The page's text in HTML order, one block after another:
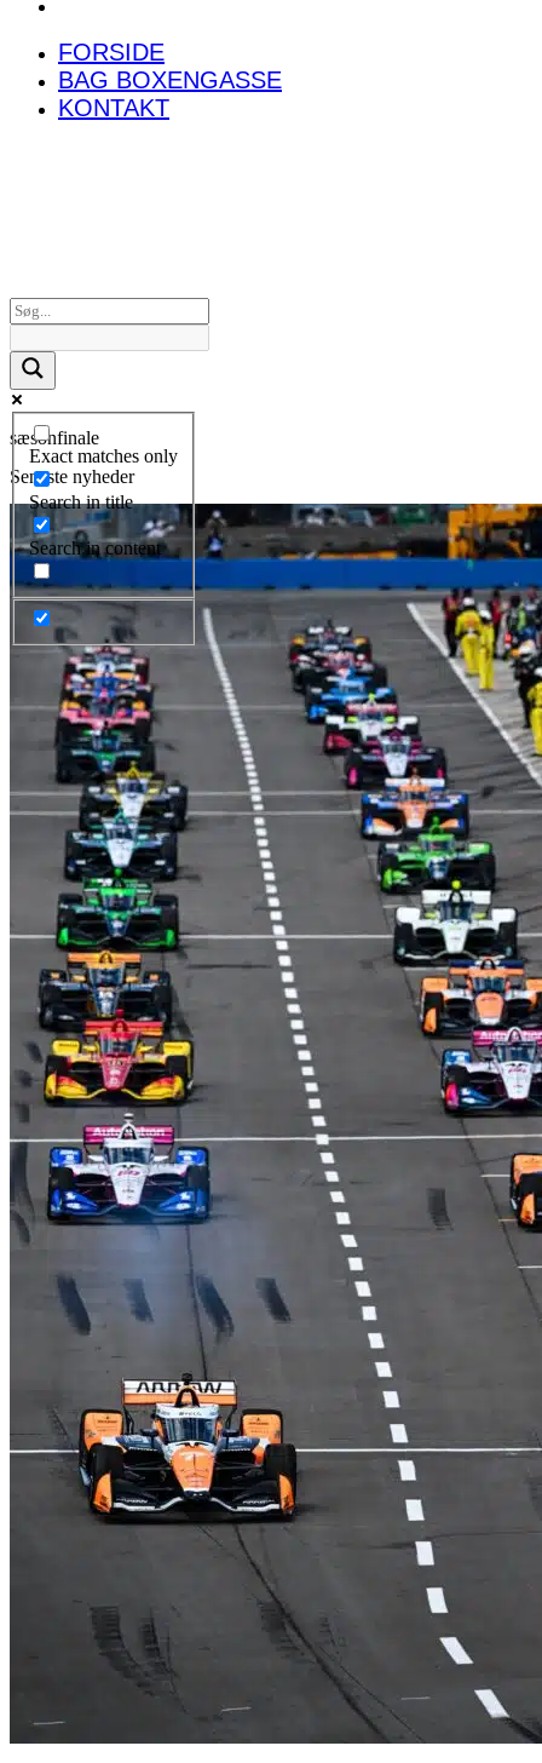
FORSIDE
BAG BOXENGASSE
KONTAKT
Exact matches only
Search in title
Search in content
sæsonfinale
Seneste nyheder